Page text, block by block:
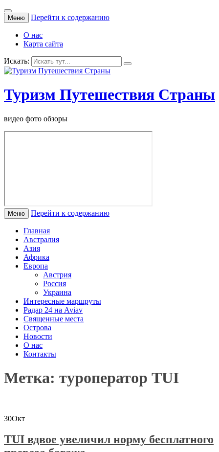
Меню Перейти к содержанию
О нас
Карта сайта
Искать:
Туризм Путешествия Страны
видео фото обзоры
Меню Перейти к содержанию
Главная
Австралия
Азия
Африка
Европа
Австрия
Россия
Украина
Интересные маршруты
Радар 24 на Aviav
Священные места
Острова
Новости
О нас
Контакты
Метка: туроператор TUI
30Окт
TUI вдвое увеличил норму бесплатного